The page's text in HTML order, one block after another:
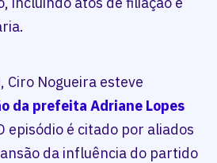
Ciro Nogueira esteve
da prefeita Adriane Lopes
episódio é citado por aliados
da influência do partido